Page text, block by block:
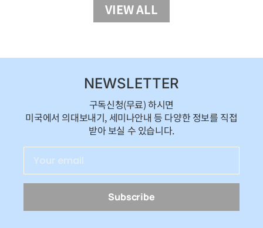
VIEW ALL
NEWSLETTER
구독신청(무료) 하시면
미국에서 의대보내기, 세미나안내 등 다양한 정보를 직접
받아 보실 수 있습니다.
Subscribe